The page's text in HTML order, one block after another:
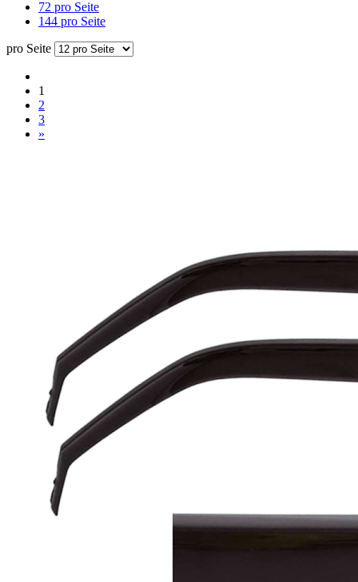
72 pro Seite
144 pro Seite
pro Seite
1
2
3
»